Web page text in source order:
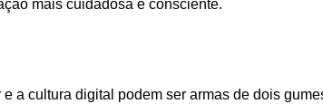
mais cuidadosa e consciente.
a cultura digital podem ser armas de dois